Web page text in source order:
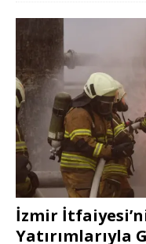
İzmir
Yatırımlarıyla